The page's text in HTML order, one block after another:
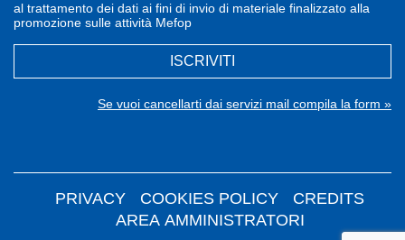
al trattamento dei dati ai fini di invio di materiale finalizzato alla
promozione sulle attività Mefop
ISCRIVITI
Se vuoi cancellarti dai servizi mail compila la form »
PRIVACY COOKIES POLICY
CREDITS
AREA AMMINISTRATORI